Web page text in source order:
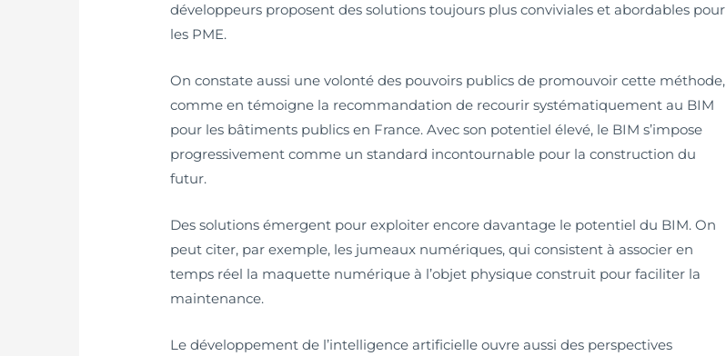
développeurs proposent des solutions toujours plus conviviales et abordables pour
les PME.
On constate aussi une volonté des pouvoirs publics de promouvoir cette méthode,
comme en témoigne la recommandation de recourir systématiquement au BIM
pour les bâtiments publics en France. Avec son potentiel élevé, le BIM s’impose
progressivement comme un standard incontournable pour la construction du
futur.
Des solutions émergent pour exploiter encore davantage le potentiel du BIM. On
peut citer, par exemple, les jumeaux numériques, qui consistent à associer en
temps réel la maquette numérique à l’objet physique construit pour faciliter la
maintenance.
Le développement de l’intelligence artificielle ouvre aussi des perspectives